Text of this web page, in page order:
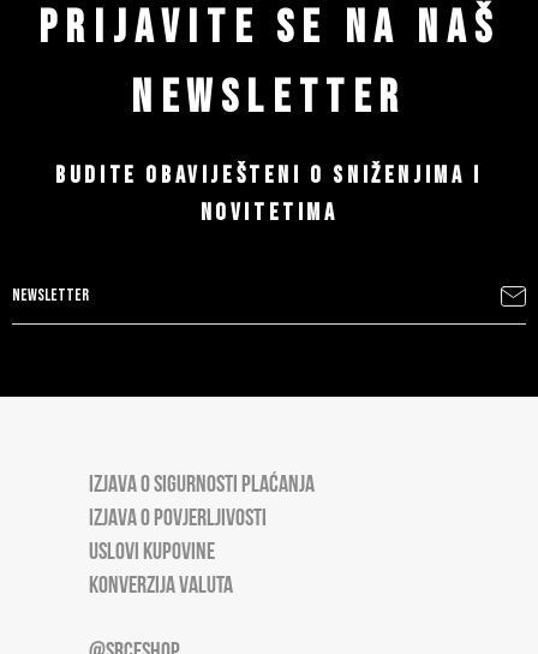
PRIJAVITE SE NA NAŠ
NEWSLETTER
BUDITE OBAVIJEŠTENI O SNIŽENJIMA I
NOVITETIMA
IZJAVA O SIGURNOSTI PLAĆANJA
IZJAVA O POVJERLJIVOSTI
USLOVI KUPOVINE
KONVERZIJA VALUTA